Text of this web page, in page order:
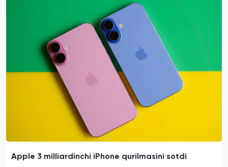
Apple 3 milliardinchi iPhone qurilmasini sotdi